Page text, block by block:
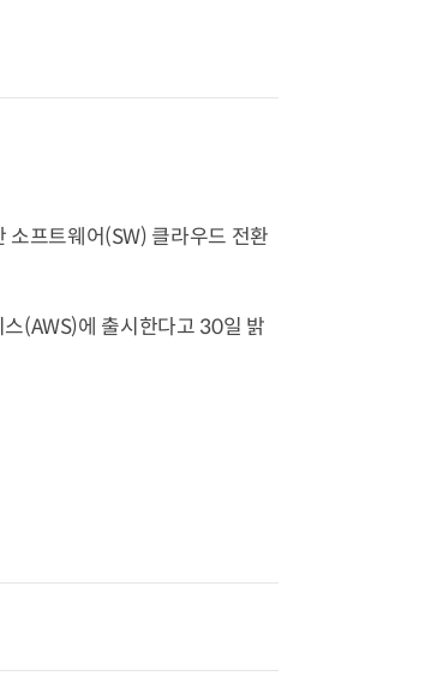
소프트웨어(SW) 클라우드 전환
스(AWS)에 출시한다고 30일 밝